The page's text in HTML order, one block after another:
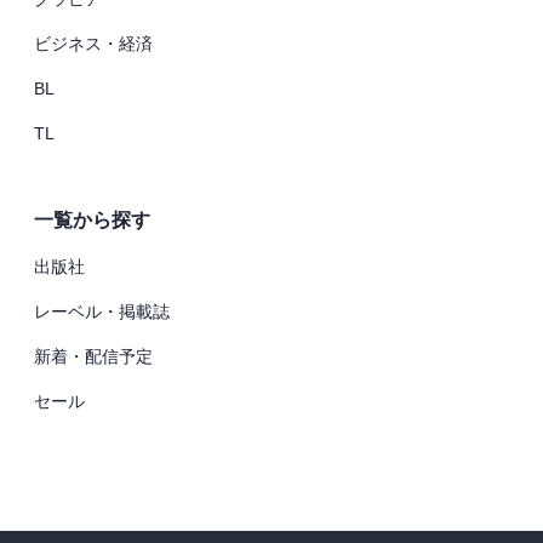
ビジネス・経済
BL
TL
一覧から探す
出版社
レーベル・掲載誌
新着・配信予定
セール